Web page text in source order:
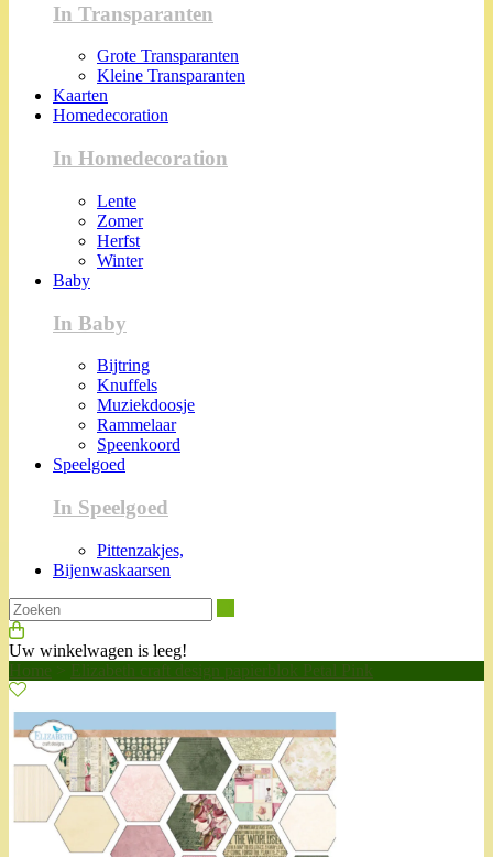
In Transparanten
Grote Transparanten
Kleine Transparanten
Kaarten
Homedecoration
In Homedecoration
Lente
Zomer
Herfst
Winter
Baby
In Baby
Bijtring
Knuffels
Muziekdoosje
Rammelaar
Speenkoord
Speelgoed
In Speelgoed
Pittenzakjes,
Bijenwaskaarsen
Uw winkelwagen is leeg!
Home
Elizabeth craft design papierblok Petal Pink